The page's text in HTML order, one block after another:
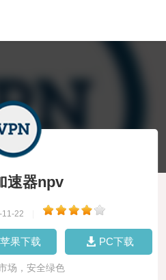
速器npv
11-22
苹果下载 PC下载
场，安全绿色